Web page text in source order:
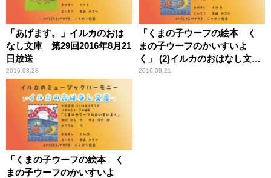
「あげます。」イルカのおは
なし文庫 第29回2016年8月21
日放送
2016.08.28
「くまの子ウーフの絵本 く
まの子ウーフのかいすいよ
く」 (2)イルカのおはなし文
庫 第28回2016年8月14日放送
2016.08.21
「くまの子ウーフの絵本 く
まの子ウーフのかいすいよ